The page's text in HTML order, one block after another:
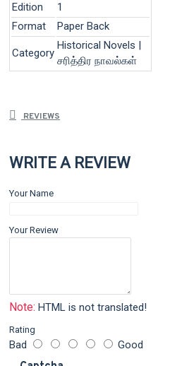
Edition
1
Format
Paper Back
Category
Historical Novels |
சரித்திர நாவல்கள்
REVIEWS
WRITE A REVIEW
Your Name
Your Review
Note: HTML is not translated!
Rating
Bad Good